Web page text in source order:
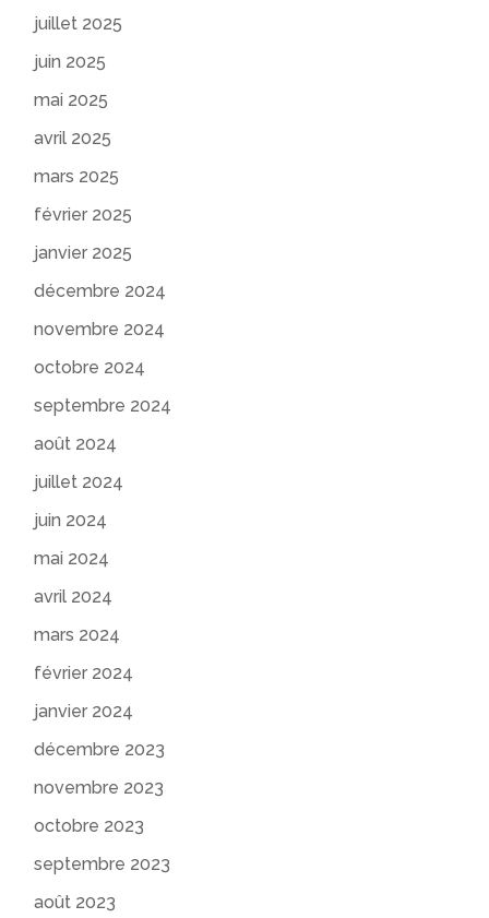
juillet 2025
juin 2025
mai 2025
avril 2025
mars 2025
février 2025
janvier 2025
décembre 2024
novembre 2024
octobre 2024
septembre 2024
août 2024
juillet 2024
juin 2024
mai 2024
avril 2024
mars 2024
février 2024
janvier 2024
décembre 2023
novembre 2023
octobre 2023
septembre 2023
août 2023